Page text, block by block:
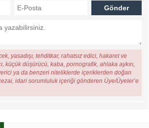
yasadışı, tehditkar, rahatsız edici, hakaret ve
küçük düşürücü, kaba, pornografik, ahlaka aykırı,
ya da benzeri niteliklerde içeriklerden doğan
idari sorumluluk içeriği gönderen Üye/Üyeler’e